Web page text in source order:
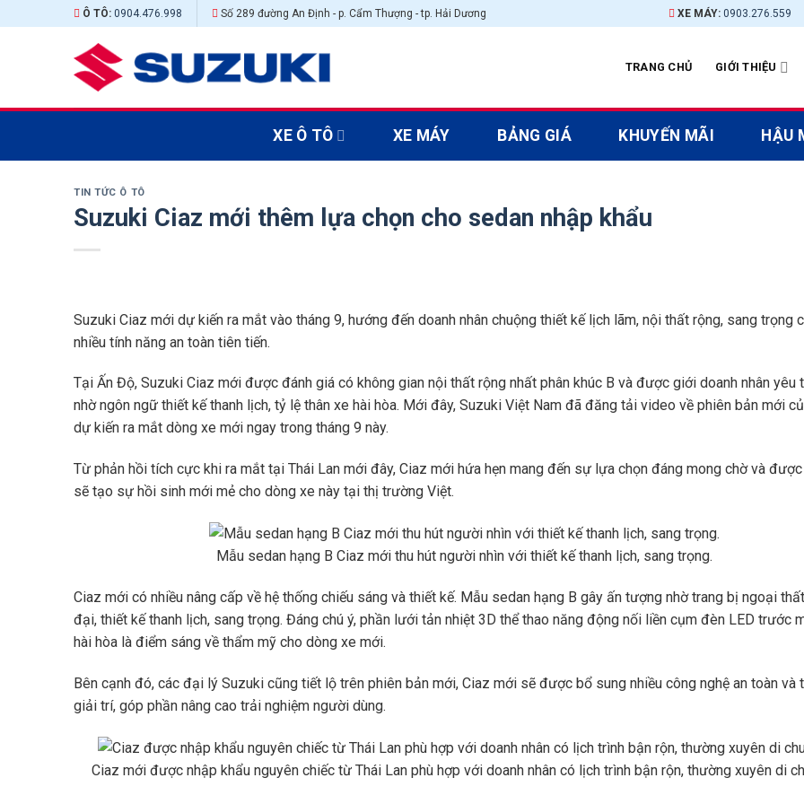
to
Ô TÔ: 0904.476.998 Số 289 đường An Định - p. Cẩm Thượng - tp. Hải Dương XE MÁY: 0903.276.559
TRANG CHỦ GIỚI THIỆU
XE Ô TÔ XE MÁY BẢNG GIÁ KHUYẾN MÃI HẬU
TIN TỨC Ô TÔ
Suzuki Ciaz mới thêm lựa chọn cho sedan nhập khẩu
Suzuki Ciaz mới dự kiến ra mắt vào tháng 9, hướng đến doanh nhân chuộng thiết kế lịch lãm, nội thất rộng, sang trọng
nhiều tính năng an toàn tiên tiến.
Tại Ấn Độ, Suzuki Ciaz mới được đánh giá có không gian nội thất rộng nhất phân khúc B và được giới doanh nhân yêu
nhờ ngôn ngữ thiết kế thanh lịch, tỷ lệ thân xe hài hòa. Mới đây, Suzuki Việt Nam đã đăng tải video về phiên bản mới
dự kiến ra mắt dòng xe mới ngay trong tháng 9 này.
Từ phản hồi tích cực khi ra mắt tại Thái Lan mới đây, Ciaz mới hứa hẹn mang đến sự lựa chọn đáng mong chờ và
sẽ tạo sự hồi sinh mới mẻ cho dòng xe này tại thị trường Việt.
Mẫu sedan hạng B Ciaz mới thu hút người nhìn với thiết kế thanh lịch, sang trọng.
Ciaz mới có nhiều nâng cấp về hệ thống chiếu sáng và thiết kế. Mẫu sedan hạng B gây ấn tượng nhờ trang bị ngoại
đại, thiết kế thanh lịch, sang trọng. Đáng chú ý, phần lưới tản nhiệt 3D thể thao năng động nối liền cụm đèn LED trước
hài hòa là điểm sáng về thẩm mỹ cho dòng xe mới.
Bên cạnh đó, các đại lý Suzuki cũng tiết lộ trên phiên bản mới, Ciaz mới sẽ được bổ sung nhiều công nghệ an toàn và
giải trí, góp phần nâng cao trải nghiệm người dùng.
Ciaz mới được nhập khẩu nguyên chiếc từ Thái Lan phù hợp với doanh nhân có lịch trình bận rộn, thường xuyên di